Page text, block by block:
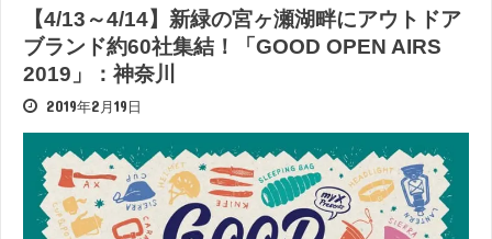
【4/13～4/14】新緑の宮ヶ瀬湖畔にアウトドア
ブランド約60社集結！「GOOD OPEN AIRS
2019」：神奈川
2019年2月19日